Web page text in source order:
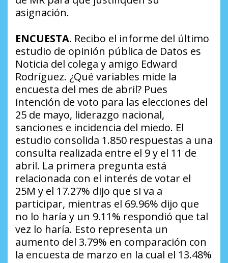
asignación.
ENCUESTA. Recibo el informe del último
estudio de opinión pública de Datos es
Noticia del colega y amigo Edward
Rodríguez. ¿Qué variables mide la
encuesta del mes de abril? Pues
intención de voto para las elecciones del
25 de mayo, liderazgo nacional,
sanciones e incidencia del miedo. El
estudio consolida 1.850 respuestas a una
consulta realizada entre el 9 y el 11 de
abril. La primera pregunta está
relacionada con el interés de votar el
25M y el 17.27% dijo que si va a
participar, mientras el 69.96% dijo que
no lo haría y un 9.11% respondió que tal
vez lo haría. Esto representa un
aumento del 3.79% en comparación con
la encuesta de marzo en la cual el 13.48%